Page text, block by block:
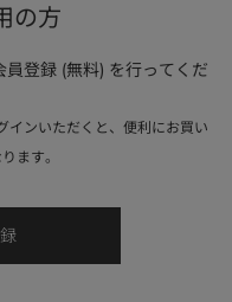
の方
登録 (無料) を行ってくだ
インいただくと、便利にお買い
ます。